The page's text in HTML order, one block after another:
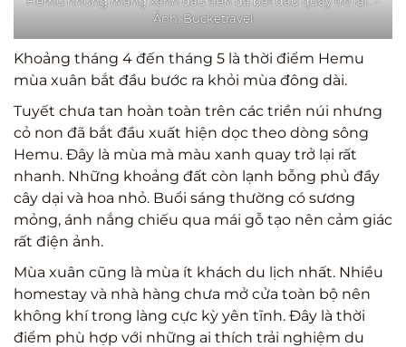
Ảnh: Bucketravel
Khoảng tháng 4 đến tháng 5 là thời điểm Hemu
mùa xuân bắt đầu bước ra khỏi mùa đông dài.
Tuyết chưa tan hoàn toàn trên các triền núi nhưng
cỏ non đã bắt đầu xuất hiện dọc theo dòng sông
Hemu. Đây là mùa mà màu xanh quay trở lại rất
nhanh. Những khoảng đất còn lạnh bỗng phủ đầy
cây dại và hoa nhỏ. Buổi sáng thường có sương
mỏng, ánh nắng chiếu qua mái gỗ tạo nên cảm giác
rất điện ảnh.
Mùa xuân cũng là mùa ít khách du lịch nhất. Nhiều
homestay và nhà hàng chưa mở cửa toàn bộ nên
không khí trong làng cực kỳ yên tĩnh. Đây là thời
điểm phù hợp với những ai thích trải nghiệm du